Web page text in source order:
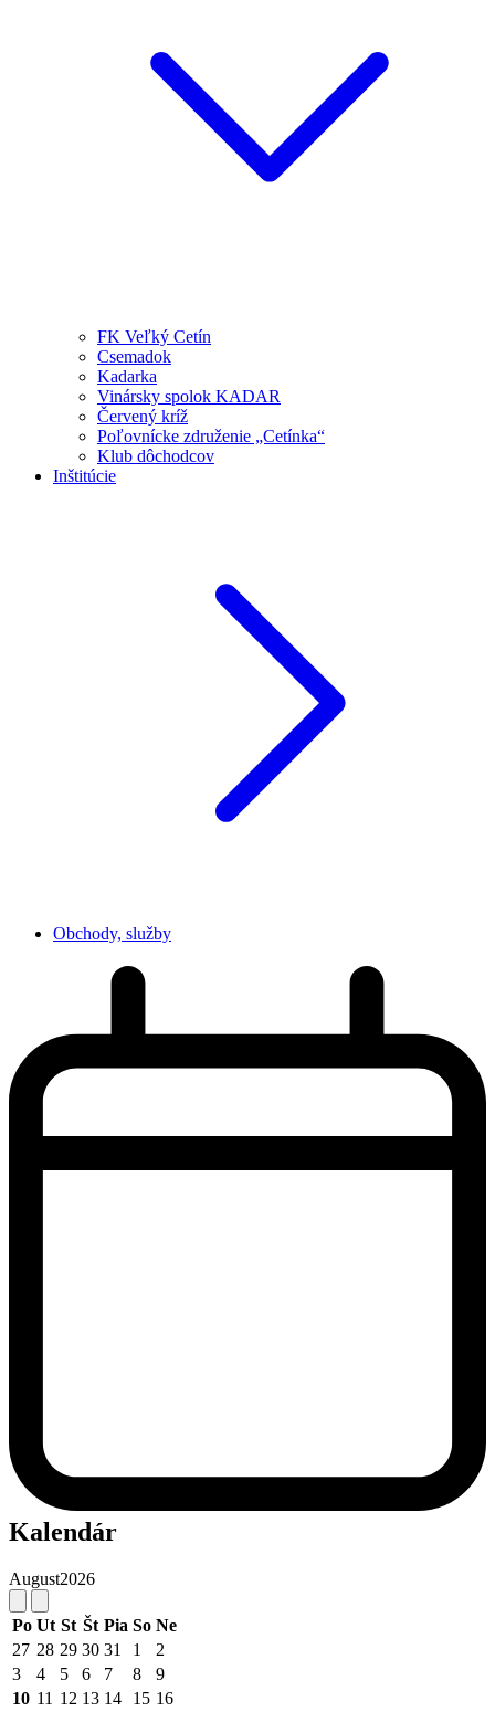
FK Veľký Cetín
Csemadok
Kadarka
Vinársky spolok KADAR
Červený kríž
Poľovnícke združenie „Cetínka“
Klub dôchodcov
Inštitúcie
Obchody, služby
Kalendár
August2026
Po Ut St Št Pia So Ne
27 28 29 30 31 1
2
3
4 5 6 7 8
9
10 11 12 13 14 15 16